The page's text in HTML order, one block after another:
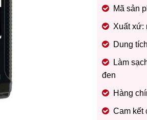
260.000
is:
234.000
Mã sản
Xuất xứ:
Dung
Làm
đen
Hàng
Cam kết